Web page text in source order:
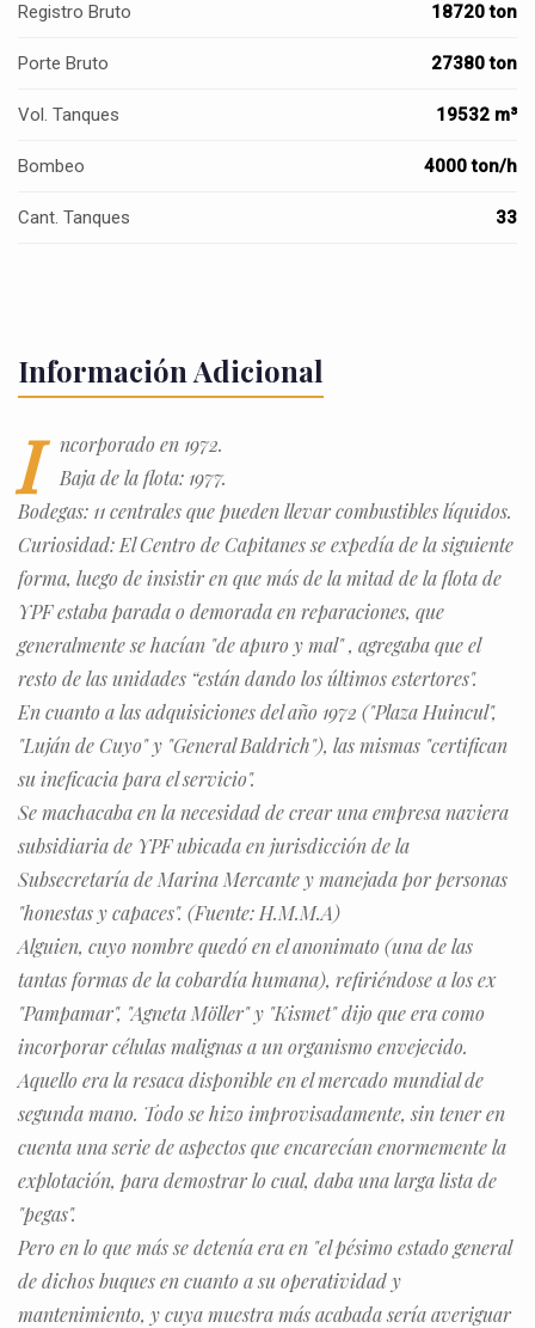
Registro Bruto 18720 ton
Porte Bruto 27380 ton
Vol. Tanques 19532 m³
Bombeo 4000 ton/h
Cant. Tanques 33
Información Adicional
I
ncorporado en 1972.
Baja de la flota: 1977.
Bodegas: 11 centrales que pueden llevar combustibles líquidos.
Curiosidad: El Centro de Capitanes se expedía de la siguiente
forma, luego de insistir en que más de la mitad de la flota de
YPF estaba parada o demorada en reparaciones, que
generalmente se hacían "de apuro y mal" , agregaba que el
resto de las unidades “están dando los últimos estertores".
En cuanto a las adquisiciones del año 1972 ("Plaza Huincul",
"Luján de Cuyo" y "General Baldrich"), las mismas "certifican
su ineficacia para el servicio".
Se machacaba en la necesidad de crear una empresa naviera
subsidiaria de YPF ubicada en jurisdicción de la
Subsecretaría de Marina Mercante y manejada por personas
"honestas y capaces". (Fuente: H.M.M.A)
Alguien, cuyo nombre quedó en el anonimato (una de las
tantas formas de la cobardía humana), refiriéndose a los ex
"Pampamar", "Agneta Möller" y "Kismet" dijo que era como
incorporar células malignas a un organismo envejecido.
Aquello era la resaca disponible en el mercado mundial de
segunda mano. Todo se hizo improvisadamente, sin tener en
cuenta una serie de aspectos que encarecían enormemente la
explotación, para demostrar lo cual, daba una larga lista de
"pegas".
Pero en lo que más se detenía era en "el pésimo estado general
de dichos buques en cuanto a su operatividad y
mantenimiento, y cuya muestra más acabada sería averiguar